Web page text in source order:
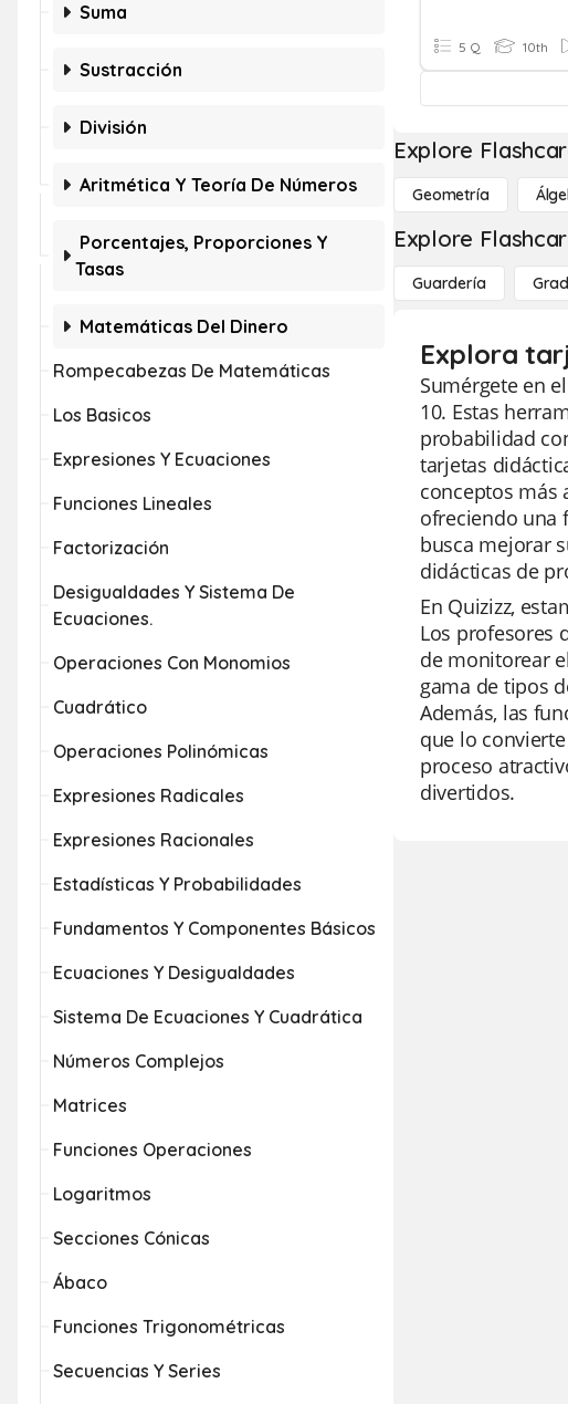
Suma
Sustracción
División
Aritmética Y Teoría De Números
Porcentajes, Proporciones Y
Tasas
Matemáticas Del Dinero
Rompecabezas De Matemáticas
Los Basicos
Expresiones Y Ecuaciones
Funciones Lineales
Factorización
Desigualdades Y Sistema De
Ecuaciones.
Operaciones Con Monomios
Cuadrático
Operaciones Polinómicas
Expresiones Radicales
Expresiones Racionales
Estadísticas Y Probabilidades
Fundamentos Y Componentes Básicos
Ecuaciones Y Desigualdades
Sistema De Ecuaciones Y Cuadrática
Números Complejos
Matrices
Funciones Operaciones
Logaritmos
Secciones Cónicas
Ábaco
Funciones Trigonométricas
Secuencias Y Series
5 Q 10th
Explore
Geometría
Explore
Guardería
Explora
Sumérgete en
10. Estas
probabilidad
tarjetas
conceptos más
ofreciendo una
busca mejorar
didácticas de
En Quizizz,
Los profesores
de monitorear
gama de tipos
Además, las
que lo
proceso
divertidos.